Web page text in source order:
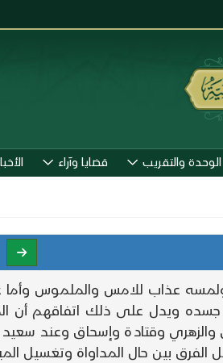
الوحدة والتقريب قضايا وآراء
ولمسه عذاب للامس والملموس
على ذلك اتفاقهم أن
وقتادة وإسحاق وعند
بين حال المداواة وتغسيل